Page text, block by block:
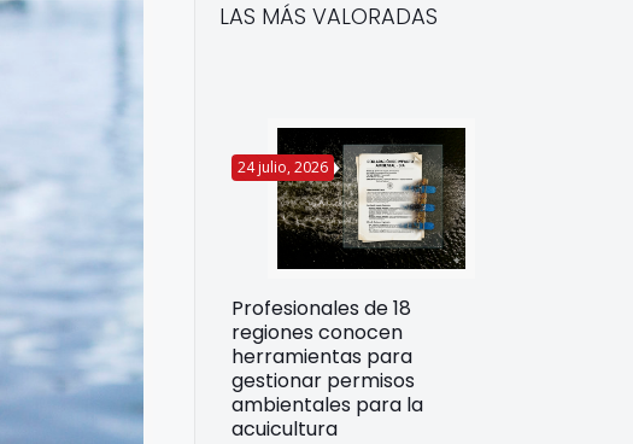
LAS MÁS VALORADAS
2026
de 30 expertos
acuerdos para
acuicultura
y resiliente en
24 julio, 2026
Profesionales de 18
regiones conocen
herramientas para
gestionar permisos
ambientales para la
acuicultura